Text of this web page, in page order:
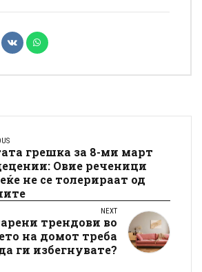
грешка за 8-ми март
Овие реченици
не се толерираат од
NEXT
трендови во
на домот треба
ги избегнувате?